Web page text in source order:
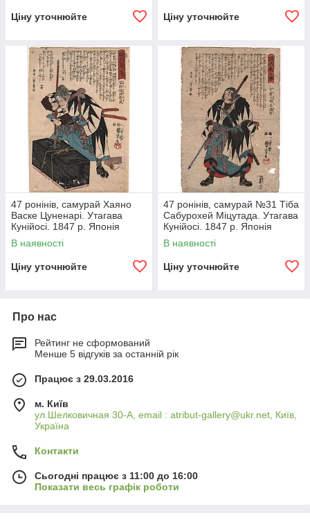
Ціну уточнюйте Ціну уточнюйте
47 ронінів, самурай Хаяно
Васке Цуненарі. Утагава
Кунійосі. 1847 р. Японія
гравюра
В наявності
Ціну уточнюйте
47 ронінів, самурай №31 Тіба
Сабурохей Міцутада. Утагава
Кунійосі. 1847 р. Японія
гравюру
В наявності
Ціну уточнюйте
Про нас
Рейтинг не сформований
Менше 5 відгуків за останній рік
Працює з 29.03.2016
м. Київ
ул.Шелковичная 30-А, email : atribut-gallery@ukr.net, Київ,
Україна
Контакти
Сьогодні працює з 11:00 до 16:00
Показати весь графік роботи